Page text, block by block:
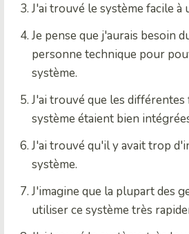
J'ai trouvé le système facile à
Je pense que j'aurais besoin
personne technique pour
système.
J'ai trouvé que les différentes
système étaient bien
J'ai trouvé qu'il y avait trop
système.
J'imagine que la plupart des
utiliser ce système très